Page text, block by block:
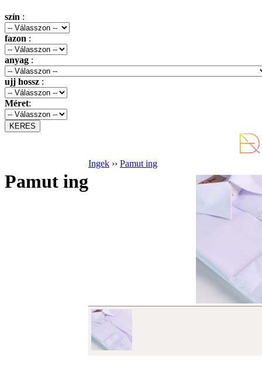
szín :
fazon :
anyag :
ujj hossz :
Méret:
Pamut ing
Ingek ›› Pamut ing